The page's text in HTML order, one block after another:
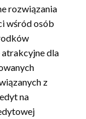
rozwiązania
wśród osób
atrakcyjne dla
z
na